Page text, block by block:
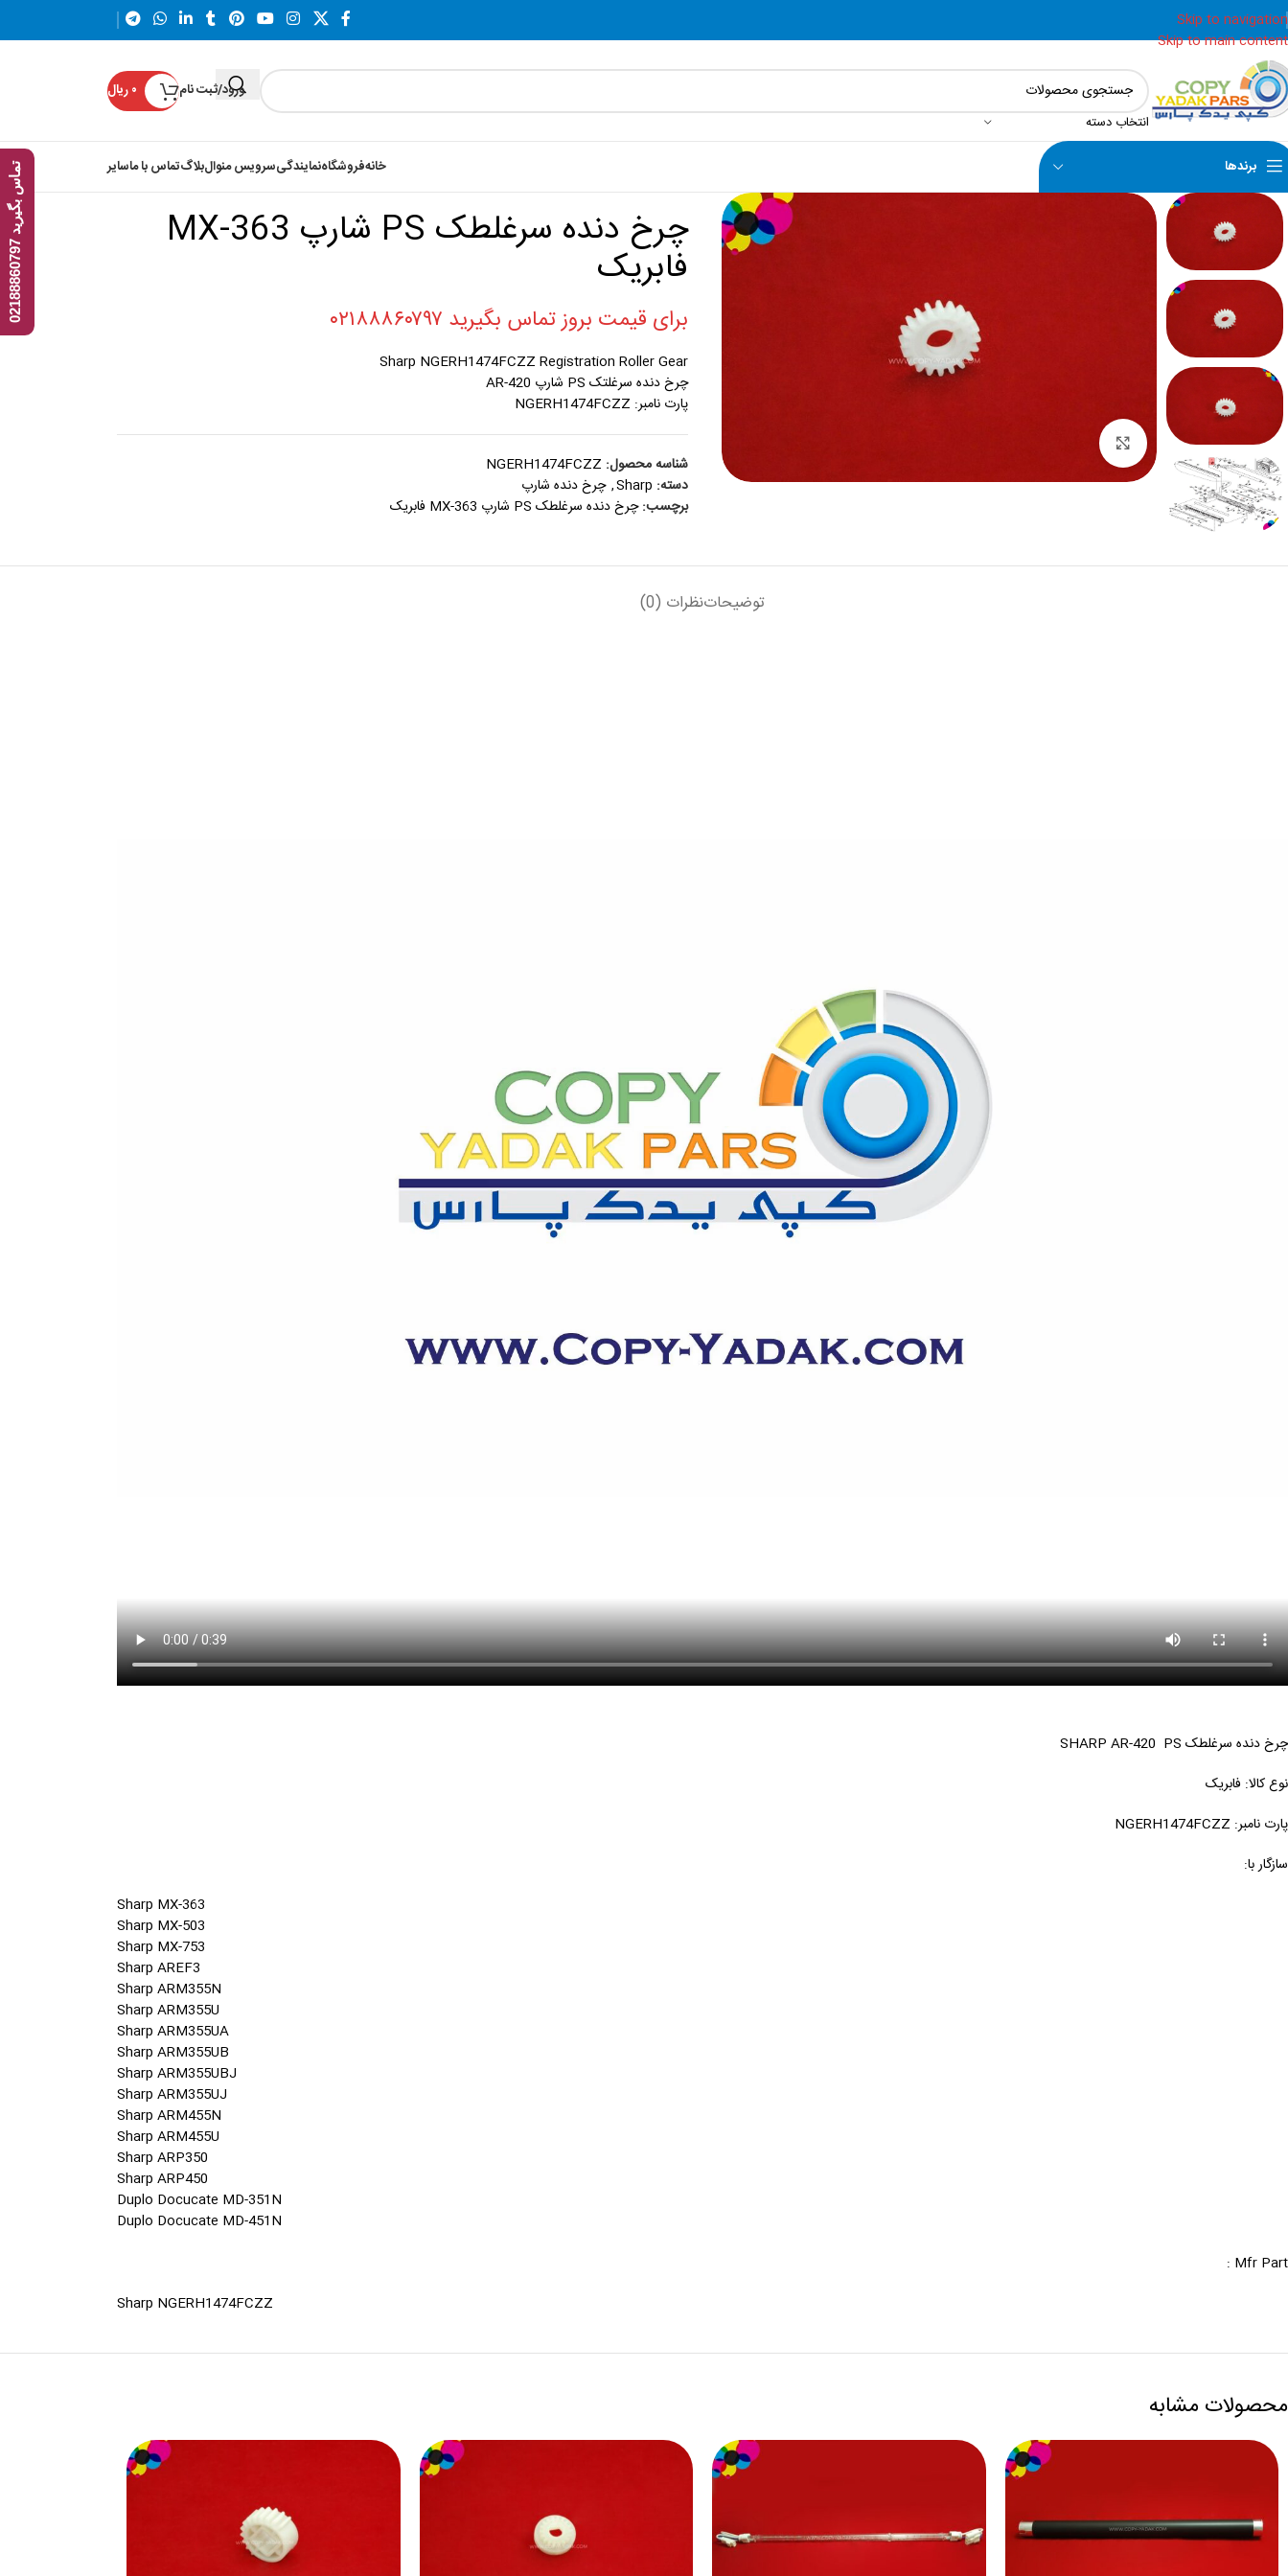
Skip to navigation
Skip to main content
انتخاب دسته
ورود/ثبت نام ۰ریال
برندها خانهفروشگاهنمایندگیسرویس منوالبلاگتماس با ماسایر
چرخ دنده سرغلطک PS شارپ MX-363
فابریک
برای قیمت بروز تماس بگیرید ۰۲۱۸۸۸۶۰۷۹۷
Sharp NGERH1474FCZZ Registration Roller Gear
چرخ دنده سرغلتک PS شارپ AR-420
پارت نامبر: NGERH1474FCZZ
شناسه محصول: NGERH1474FCZZ
دسته: Sharp
, چرخ دنده شارپ
برچسب: چرخ دنده سرغلطک PS شارپ MX-363 فابریک
توضیحاتنظرات (0)
چرخ دنده سرغلطک SHARP AR-420 PS
نوع کالا: فابریک
پارت نامبر: NGERH1474FCZZ
سازگار با:
Sharp MX-363
Sharp MX-503
Sharp MX-753
Sharp AREF3
Sharp ARM355N
Sharp ARM355U
Sharp ARM355UA
Sharp ARM355UB
Sharp ARM355UBJ
Sharp ARM355UJ
Sharp ARM455N
Sharp ARM455U
Sharp ARP350
Sharp ARP450
Duplo Docucate MD-351N
Duplo Docucate MD-451N
Mfr Part :
Sharp NGERH1474FCZZ
محصولات مشابه
ت
م
ا
س
ب
گ
ی
ر
ی
د
0
2
1
8
8
8
6
0
7
9
7